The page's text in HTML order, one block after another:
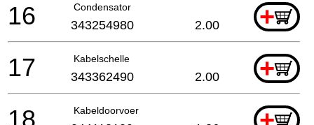
Condensator +
16 343254980 2.00
Kabelschelle +
17 343362490 2.00
Kabeldoorvoer
18